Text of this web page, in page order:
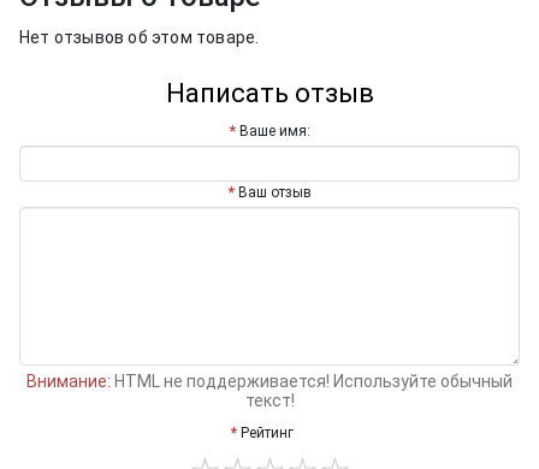
Нет отзывов об этом товаре.
Написать отзыв
Ваше имя:
Ваш отзыв
Внимание: HTML не поддерживается! Используйте обычный
текст!
Рейтинг